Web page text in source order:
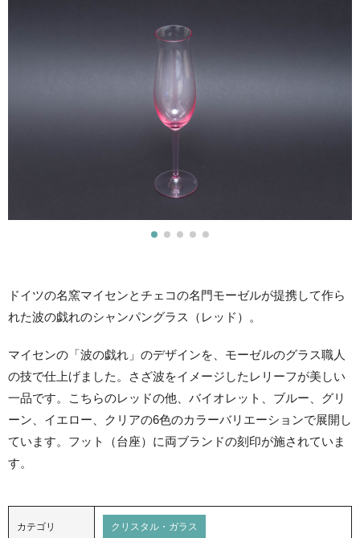
ドイツの名窯マイセンとチェコの名門モーゼルが提携して作ら
れた波の戯れのシャンパングラス（レッド）。
マイセンの「波の戯れ」のデザインを、モーゼルのグラス職人
の技で仕上げました。さざ波をイメージしたレリーフが美しい
一品です。こちらのレッドの他、バイオレット、ブルー、グリ
ーン、イエロー、クリアの6色のカラーバリエーションで展開し
ています。フット（台座）に両ブランドの刻印が施されていま
す。
カテゴリ クリスタル・ガラス